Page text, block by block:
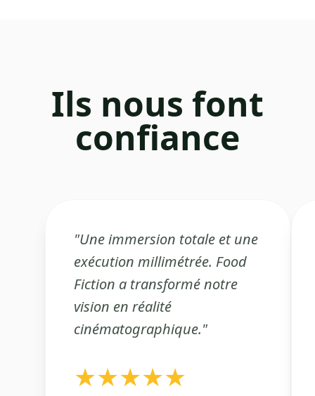
Ils nous font
confiance
"Une immersion totale et une
exécution millimétrée. Food
Fiction a transformé notre
vision en réalité
cinématographique."
★★★★★